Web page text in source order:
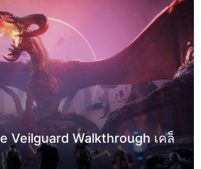
Veilguard Walkthrough เคล็